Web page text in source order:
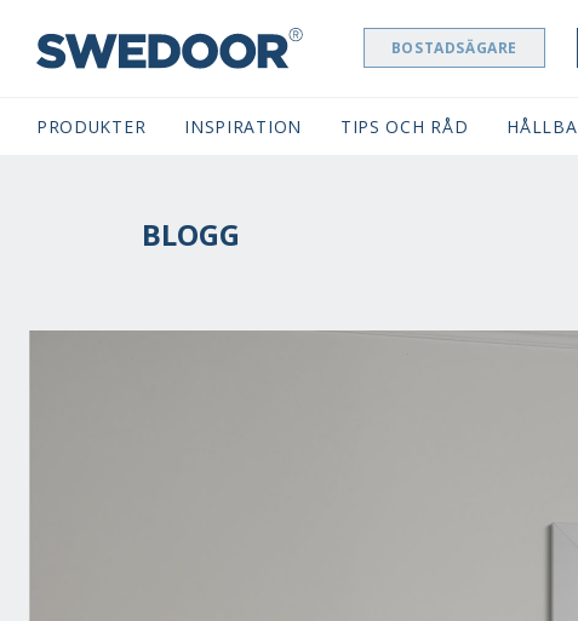
SWEDOOR NAVIGATION BOSTADSÄGARE
PRODUKTER INSPIRATION TIPS OCH RÅD
BLOGG